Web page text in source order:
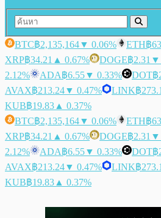
BTC฿2,135,164▼ 0.06% ETH฿
XRP฿34.21 ▲ 0.67% DOGE฿2.31 ▼
2.12%
ADA฿6.55▼ 0.33% DOT฿
AVAX฿213.24▼ 0.47% LINK฿
KUB฿19.83 ▲ 0.37%
BTC฿2,135,164▼ 0.06% ETH฿
XRP฿34.21 ▲ 0.67% DOGE฿2.31 ▼
2.12%
ADA฿6.55▼ 0.33% DOT฿
AVAX฿213.24▼ 0.47% LINK฿
KUB฿19.83 ▲ 0.37%